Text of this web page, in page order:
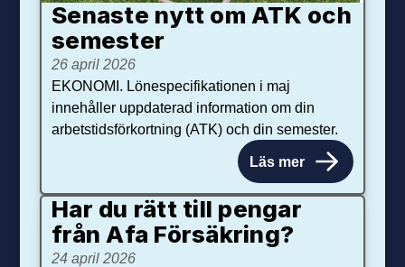
Senaste nytt om ATK och
se­mester
26 april 2026
EKONOMI. Lönespecifikationen i maj
innehåller uppdaterad information om din
arbetstidsförkortning (ATK) och din semester.
Läs mer
Har du rätt till pengar
från Afa Försäkring?
24 april 2026